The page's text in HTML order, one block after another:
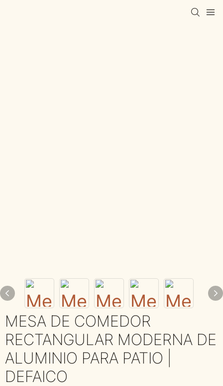
MESA DE COMEDOR
RECTANGULAR MODERNA DE
ALUMINIO PARA PATIO |
DEFAICO